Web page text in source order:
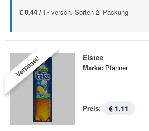
€ 0,44 / l - versch. Sorten 2l Packung
Verpasst! Eistee
Marke: Pfanner
Preis: € 1,11